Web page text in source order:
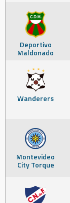
Deportivo
Maldonado
Wanderers
Montevideo
City Torque